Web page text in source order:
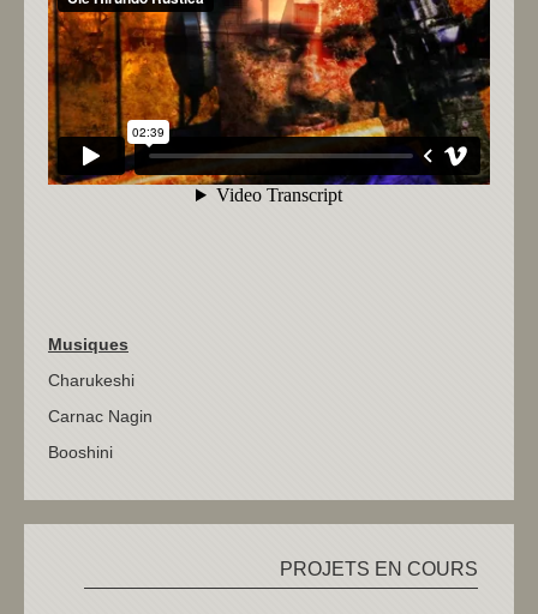
Musiques
Charukeshi
Carnac Nagin
Booshini
PROJETS EN COURS